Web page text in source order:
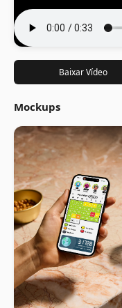
Baixar Vídeo
Mockups